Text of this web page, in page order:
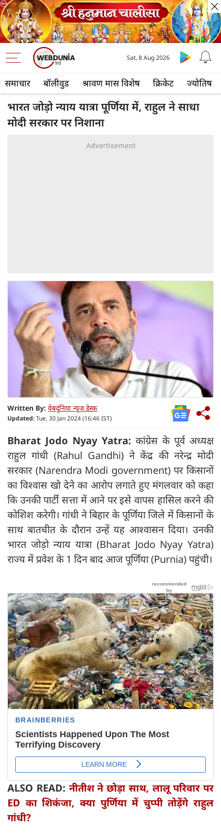
समाचार बॉलीवुड श्रावण मास विशेष क्रिकेट ज्योतिष
Sat, 8 Aug 2026
भारत जोड़ो न्याय यात्रा पूर्णिया में, राहुल ने साधा
मोदी सरकार पर निशाना
Written By: वेबदुनिया न्यूज डेस्क
Updated:Tue, 30 Jan 2024 (16:46 IST)
Bharat Jodo Nyay Yatra: कांग्रेस के पूर्व अध्यक्ष
राहुल गांधी (Rahul Gandhi) ने केंद्र की नरेन्द्र मोदी
सरकार (Narendra Modi government) पर किसानों
का विश्वास खो देने का आरोप लगाते हुए मंगलवार को कहा
कि उनकी पार्टी सत्ता में आने पर इसे वापस हासिल करने की
कोशिश करेगी। गांधी ने बिहार के पूर्णिया जिले में किसानों के
साथ बातचीत के दौरान उन्हें यह आश्वासन दिया। उनकी
भारत जोड़ो न्याय यात्रा (Bharat Jodo Nyay Yatra)
राज्य में प्रवेश के 1 दिन बाद आज पूर्णिया (Purnia) पहुंची।
ALSO READ: नीतीश ने छोड़ा साथ, लालू परिवार पर
ED का शिकंजा, क्या पुर्णिया में चुप्पी तोड़ेंगे राहुल
गांधी?